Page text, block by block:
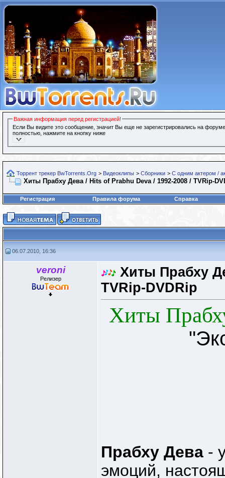
Важная информация перед регистрацией!
Если Вы видите это сообщение, значит Вы еще не зарегистрировались на
полностью, нажмите на кнопку ниже
Торрент трекер BwTorrents.Org > Видеоклипы > Сборники > С одним актером /
Хиты Прабху Дева / Hits of Prabhu Deva / 1992-2008 / TVRip-
Регистрация Правила форума Справка
06.07.2010, 16:36
veroni
Релизер
Хиты Прабху
TVRip-DVDRip
Хиты
Прабху Дева -
эмоций,